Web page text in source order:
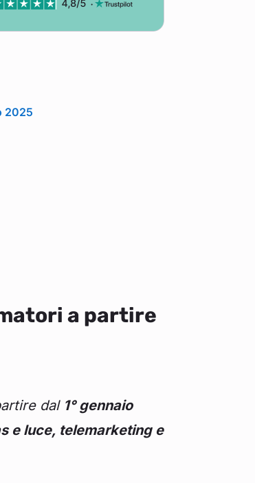
2025
a partire
dal 1° gennaio
e luce, telemarketing e